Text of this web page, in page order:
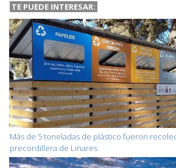
TE PUEDE INTERESAR:
Más de 5 toneladas de plástico fueron
precordillera de Linares